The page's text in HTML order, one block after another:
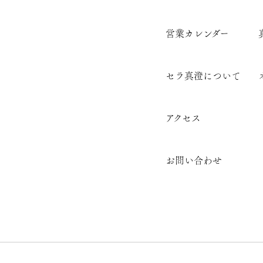
営業カレンダー
セラ真澄について
アクセス
お問い合わせ